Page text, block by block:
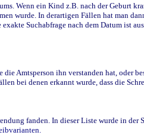
Wenn ein Kind z.B. nach der Geburt
wurde. In derartigen Fällen hat man
Suchabfrage nach dem Datum ist
Amtsperson ihn verstanden hat, oder
bei denen erkannt wurde, dass die
fanden. In dieser Liste wurde in der